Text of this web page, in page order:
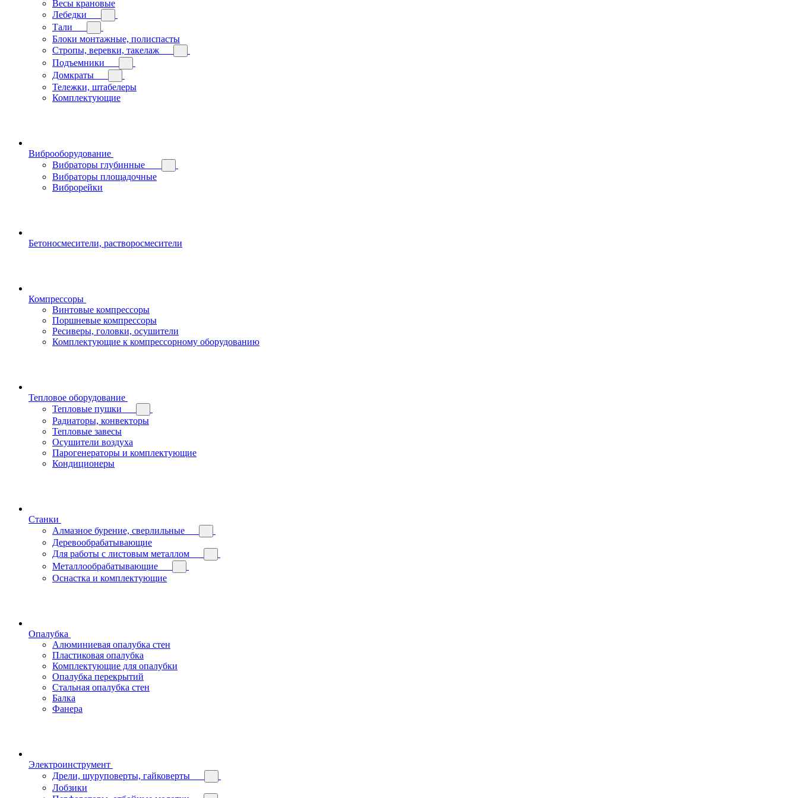
Весы крановые
Лебедки
Тали
Блоки монтажные, полиспасты
Стропы, веревки, такелаж
Подъемники
Домкраты
Тележки, штабелеры
Комплектующие
Виброоборудование
Вибраторы глубинные
Вибраторы площадочные
Виброрейки
Бетоносмесители, растворосмесители
Компрессоры
Винтовые компрессоры
Поршневые компрессоры
Ресиверы, головки, осушители
Комплектующие к компрессорному оборудованию
Тепловое оборудование
Тепловые пушки
Радиаторы, конвекторы
Тепловые завесы
Осушители воздуха
Парогенераторы и комплектующие
Кондиционеры
Станки
Алмазное бурение, сверлильные
Деревообрабатывающие
Для работы с листовым металлом
Металлообрабатывающие
Оснастка и комплектующие
Опалубка
Алюминиевая опалубка стен
Пластиковая опалубка
Комплектующие для опалубки
Опалубка перекрытий
Стальная опалубка стен
Балка
Фанера
Электроинструмент
Дрели, шуруповерты, гайковерты
Лобзики